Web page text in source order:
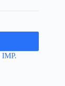
IMP.